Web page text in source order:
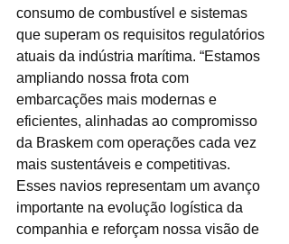
consumo de combustível e sistemas
que superam os requisitos regulatórios
atuais da indústria marítima. “Estamos
ampliando nossa frota com
embarcações mais modernas e
eficientes, alinhadas ao compromisso
da Braskem com operações cada vez
mais sustentáveis e competitivas.
Esses navios representam um avanço
importante na evolução logística da
companhia e reforçam nossa visão de